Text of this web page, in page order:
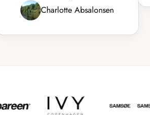
Charlotte Absalonsen